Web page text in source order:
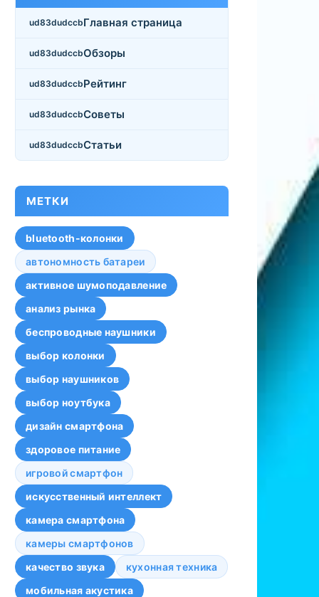
Главная страница
Обзоры
Рейтинг
Советы
Статьи
МЕТКИ
bluetooth-колонки
автономность батареи
активное шумоподавление
анализ рынка
беспроводные наушники
выбор колонки
выбор наушников
выбор ноутбука
дизайн смартфона
здоровое питание
игровой смартфон
искусственный интеллект
камера смартфона
камеры смартфонов
качество звука
кухонная техника
мобильная акустика